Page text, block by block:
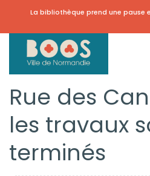
La bibliothèque prend une pause
Rue des
les travaux
terminés